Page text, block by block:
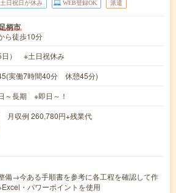
土日祝日が休み WEB登録OK 派遣
柄市
ら徒歩10分
日） ※土日祝休み
実働7時間40分 休憩45分)
～長期 ※即日～！
月収例 260,780円+残業代
備→今ある手順書を参考に各工程を確認して作
・パワーポイントを使用